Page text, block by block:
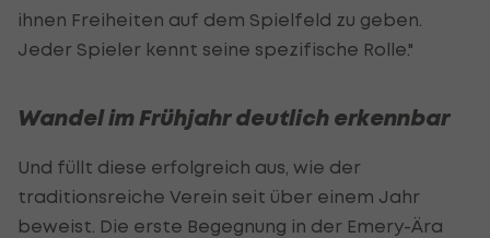
ihnen Freiheiten auf dem Spielfeld zu geben.
Jeder Spieler kennt seine spezifische Rolle."
Wandel im Frühjahr deutlich erkennbar
Und füllt diese erfolgreich aus, wie der
traditionsreiche Verein seit über einem Jahr
beweist. Die erste Begegnung in der Emery-Ära